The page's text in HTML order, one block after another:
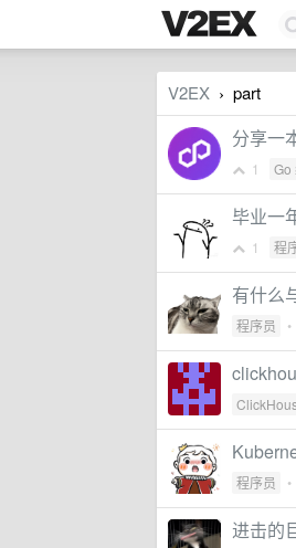
V2EX › part
分享一
1 Go
毕业一
1 程
有什么
程序员 •
程序员 •
进击的